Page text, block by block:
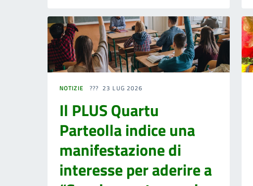
NOTIZIE 23 LUG 2026
Il PLUS Quartu
Parteolla indice una
manifestazione di
interesse per aderire a